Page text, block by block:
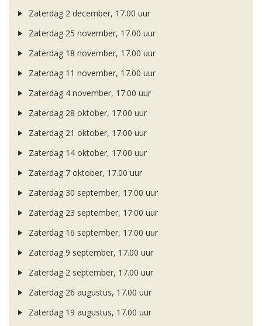
Zaterdag 2 december, 17.00 uur
Zaterdag 25 november, 17.00 uur
Zaterdag 18 november, 17.00 uur
Zaterdag 11 november, 17.00 uur
Zaterdag 4 november, 17.00 uur
Zaterdag 28 oktober, 17.00 uur
Zaterdag 21 oktober, 17.00 uur
Zaterdag 14 oktober, 17.00 uur
Zaterdag 7 oktober, 17.00 uur
Zaterdag 30 september, 17.00 uur
Zaterdag 23 september, 17.00 uur
Zaterdag 16 september, 17.00 uur
Zaterdag 9 september, 17.00 uur
Zaterdag 2 september, 17.00 uur
Zaterdag 26 augustus, 17.00 uur
Zaterdag 19 augustus, 17.00 uur